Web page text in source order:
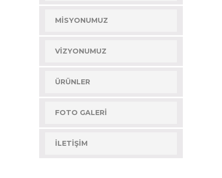
MISYONUMUZ
VIZYONUMUZ
ÜRÜNLER
FOTO GALERI
İLETIŞIM